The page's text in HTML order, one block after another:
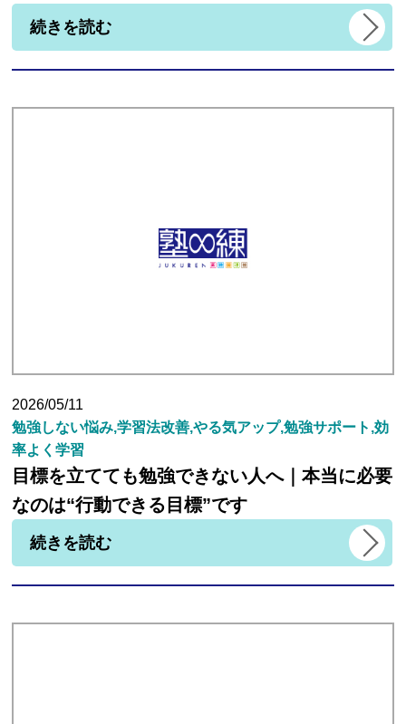
塾長ブログ
続きを読む
2026/05/11
勉強しない悩み,学習法改善,やる気アップ,勉強サポート,効
率よく学習
目標を立てても勉強できない人へ｜本当に必要
なのは“行動できる目標”です
続きを読む